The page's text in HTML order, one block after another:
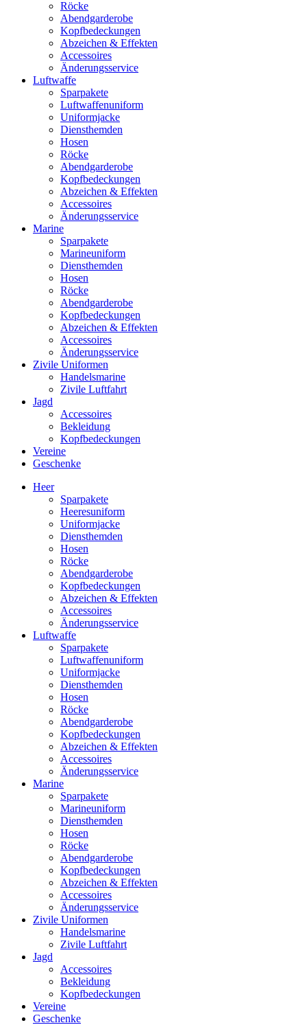
Röcke
Abendgarderobe
Kopfbedeckungen
Abzeichen & Effekten
Accessoires
Änderungsservice
Luftwaffe
Sparpakete
Luftwaffenuniform
Uniformjacke
Diensthemden
Hosen
Röcke
Abendgarderobe
Kopfbedeckungen
Abzeichen & Effekten
Accessoires
Änderungsservice
Marine
Sparpakete
Marineuniform
Diensthemden
Hosen
Röcke
Abendgarderobe
Kopfbedeckungen
Abzeichen & Effekten
Accessoires
Änderungsservice
Zivile Uniformen
Handelsmarine
Zivile Luftfahrt
Jagd
Accessoires
Bekleidung
Kopfbedeckungen
Vereine
Geschenke
Heer
Sparpakete
Heeresuniform
Uniformjacke
Diensthemden
Hosen
Röcke
Abendgarderobe
Kopfbedeckungen
Abzeichen & Effekten
Accessoires
Änderungsservice
Luftwaffe
Sparpakete
Luftwaffenuniform
Uniformjacke
Diensthemden
Hosen
Röcke
Abendgarderobe
Kopfbedeckungen
Abzeichen & Effekten
Accessoires
Änderungsservice
Marine
Sparpakete
Marineuniform
Diensthemden
Hosen
Röcke
Abendgarderobe
Kopfbedeckungen
Abzeichen & Effekten
Accessoires
Änderungsservice
Zivile Uniformen
Handelsmarine
Zivile Luftfahrt
Jagd
Accessoires
Bekleidung
Kopfbedeckungen
Vereine
Geschenke